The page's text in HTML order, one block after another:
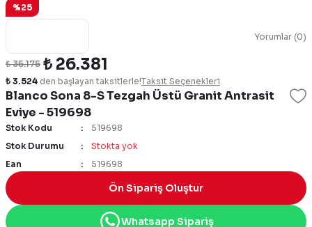
%25
Yorumlar (0)
Blanco Sona 8-S Tezgah Üstü Granit Antrasit
Eviye - 519698
₺ 35.175 ₺ 26.381
₺ 3.524 den başlayan taksitlerle!Taksit Seçenekleri
Stok Kodu
519698
Stok Durumu
Stokta yok
Ean
519698
Ön Sipariş Oluştur
Whatsapp Sipariş